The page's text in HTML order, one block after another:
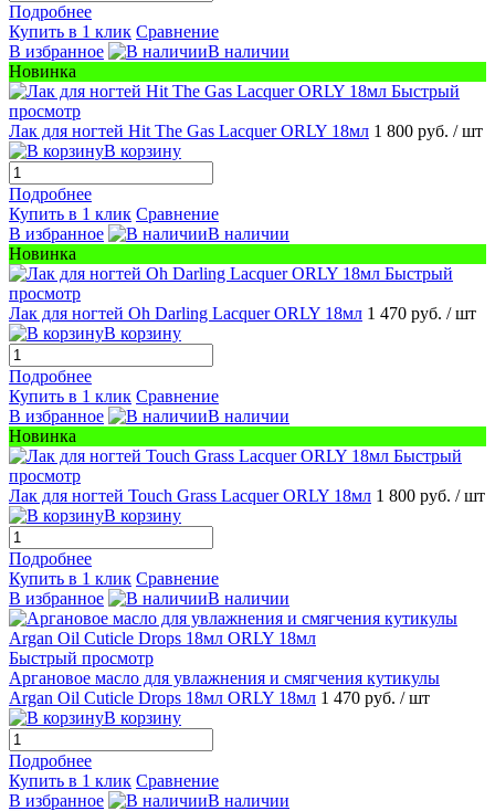
Подробнее
Купить в 1 клик Сравнение
В избранное
В наличии
Новинка
Быстрый
просмотр
Лак для ногтей Hit The Gas Lacquer ORLY 18мл 1 800 руб. / шт
В корзину
Подробнее
Купить в 1 клик Сравнение
В избранное
В наличии
Новинка
Быстрый
просмотр
Лак для ногтей Oh Darling Lacquer ORLY 18мл 1 470 руб. / шт
В корзину
Подробнее
Купить в 1 клик Сравнение
В избранное
В наличии
Новинка
Быстрый
просмотр
Лак для ногтей Touch Grass Lacquer ORLY 18мл 1 800 руб. / шт
В корзину
Подробнее
Купить в 1 клик Сравнение
В избранное
В наличии
Быстрый просмотр
Аргановое масло для увлажнения и смягчения кутикулы
Argan Oil Cuticle Drops 18мл ORLY 18мл 1 470 руб. / шт
В корзину
Подробнее
Купить в 1 клик Сравнение
В избранное
В наличии